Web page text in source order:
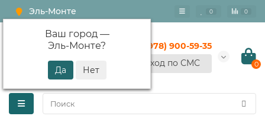
Эль-Монте
Ваш город —
Эль-Монте?
0 0
+7 (978) 900-59-35
Вход по СМС
0